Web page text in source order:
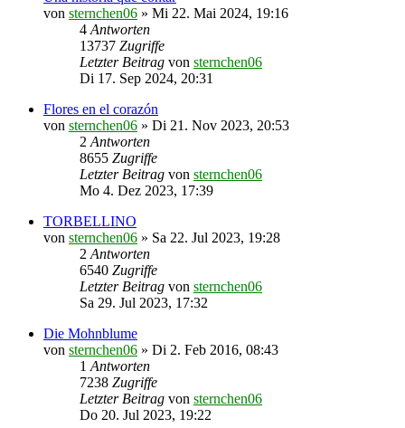
von sternchen06 » Mi 22. Mai 2024, 19:16
4 Antworten
13737 Zugriffe
Letzter Beitrag von sternchen06
Di 17. Sep 2024, 20:31
Flores en el corazón
von sternchen06 » Di 21. Nov 2023, 20:53
2 Antworten
8655 Zugriffe
Letzter Beitrag von sternchen06
Mo 4. Dez 2023, 17:39
TORBELLINO
von sternchen06 » Sa 22. Jul 2023, 19:28
2 Antworten
6540 Zugriffe
Letzter Beitrag von sternchen06
Sa 29. Jul 2023, 17:32
Die Mohnblume
von sternchen06 » Di 2. Feb 2016, 08:43
1 Antworten
7238 Zugriffe
Letzter Beitrag von sternchen06
Do 20. Jul 2023, 19:22